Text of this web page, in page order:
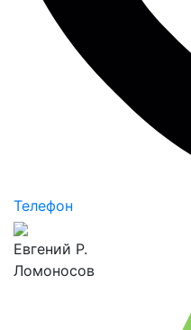
Телефон
Евгений Р.
Ломоносов